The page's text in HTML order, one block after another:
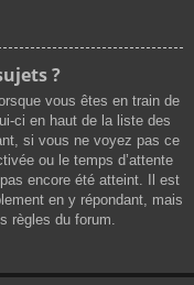
?
vous êtes en train de
ci en haut de la liste des
si vous ne voyez pas ce
ou le temps d’attente
encore été atteint. Il est
en y répondant, mais
règles du forum.